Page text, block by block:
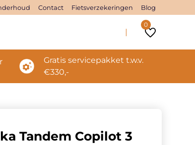
Contact Fietsverzekeringen Blog
0
Gratis servicepakket t.w.v.
€330,-
Tandem Copilot 3